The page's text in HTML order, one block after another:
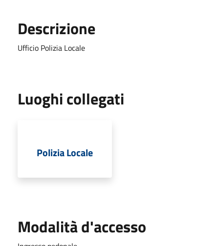
Descrizione
Ufficio Polizia Locale
Luoghi collegati
Polizia Locale
Modalità d'accesso